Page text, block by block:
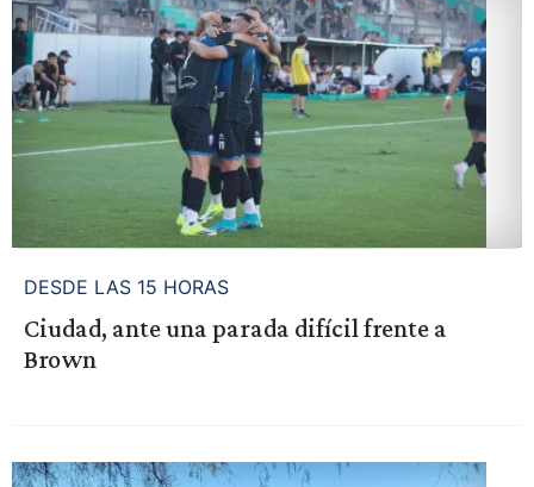
DESDE LAS 15 HORAS
Ciudad, ante una parada difícil frente a
Brown